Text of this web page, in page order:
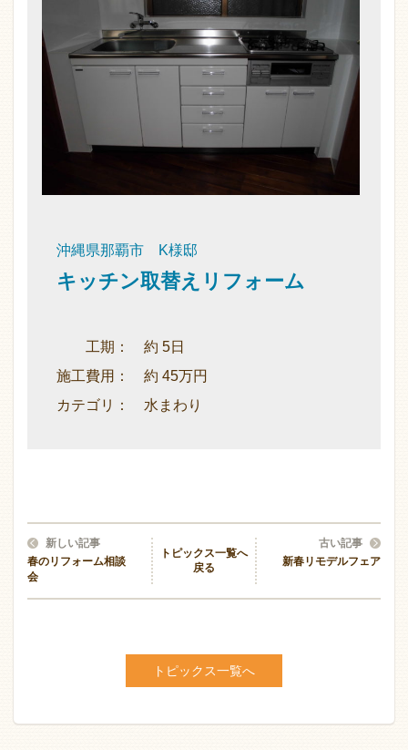
沖縄県那覇市 K様邸
キッチン取替えリフォーム
工期： 約 5日
施工費用： 約 45万円
カテゴリ： 水まわり
新しい記事
春のリフォーム相談
会
トピックス一覧へ
戻る
古い記事
新春リモデルフェア
トピックス一覧へ